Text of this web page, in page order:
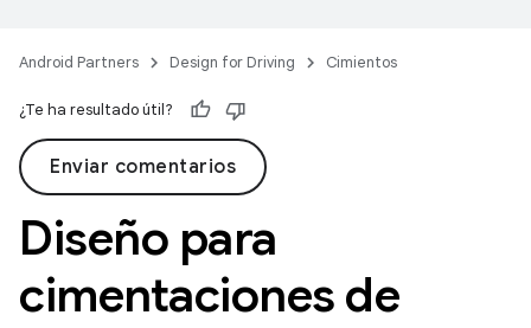
Android Partners Design for Driving Cimientos
¿Te ha resultado útil?
Enviar comentarios
Diseño para
cimentaciones de